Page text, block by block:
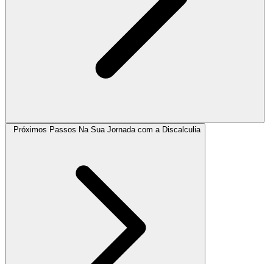
Próximos Passos Na Sua Jornada com a Discalculia